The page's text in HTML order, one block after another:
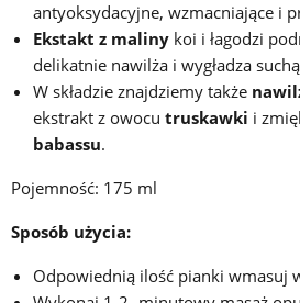
antyoksydacyjne, wzmacniające i
Ekstakt z maliny koi i łagodzi
delikatnie nawilża i wygładza
W składzie znajdziemy także
ekstrakt z owocu truskawki i
babassu.
Pojemność: 175 ml
Sposób użycia:
Odpowiednią ilość pianki wmasuj